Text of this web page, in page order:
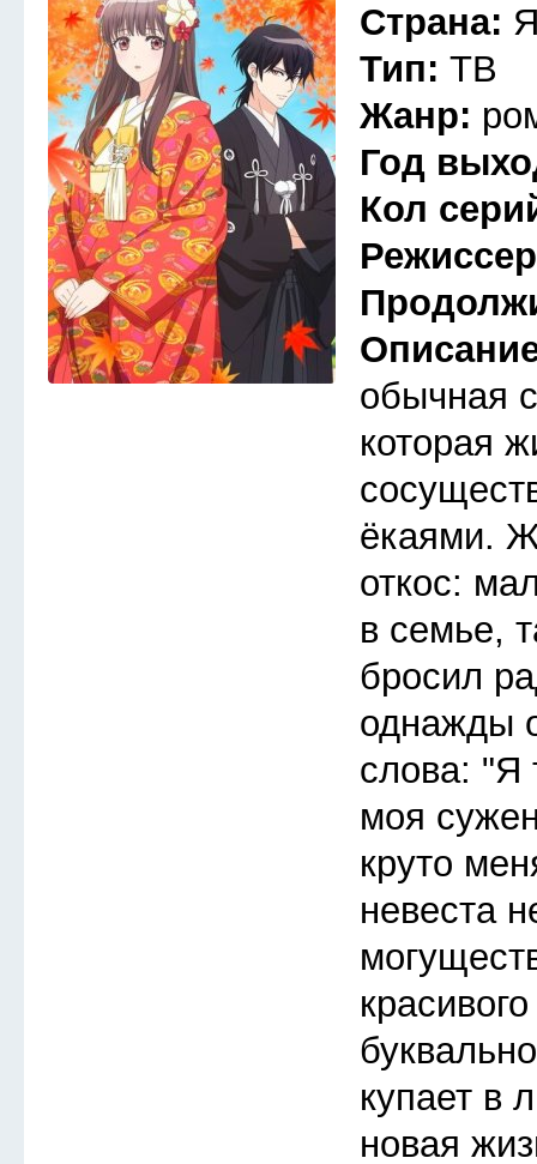
Страна:
Тип: ТВ
Жанр:
Год
Кол
обычная
которая
ёкаями.
откос:
в семье,
бросил
однажды
слова: "Я
моя
круто
невеста
купает в
новая